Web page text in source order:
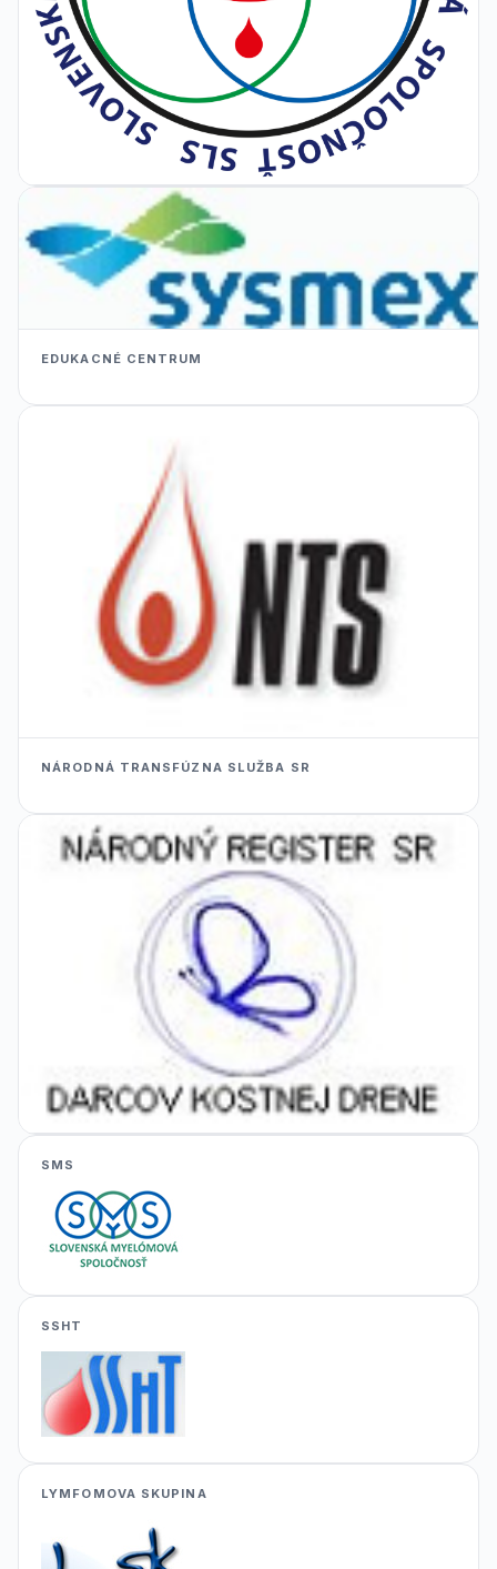
EDUKACNÉ CENTRUM
NÁRODNÁ TRANSFÚZNA SLUŽBA SR
SMS
SSHT
LYMFOMOVA SKUPINA